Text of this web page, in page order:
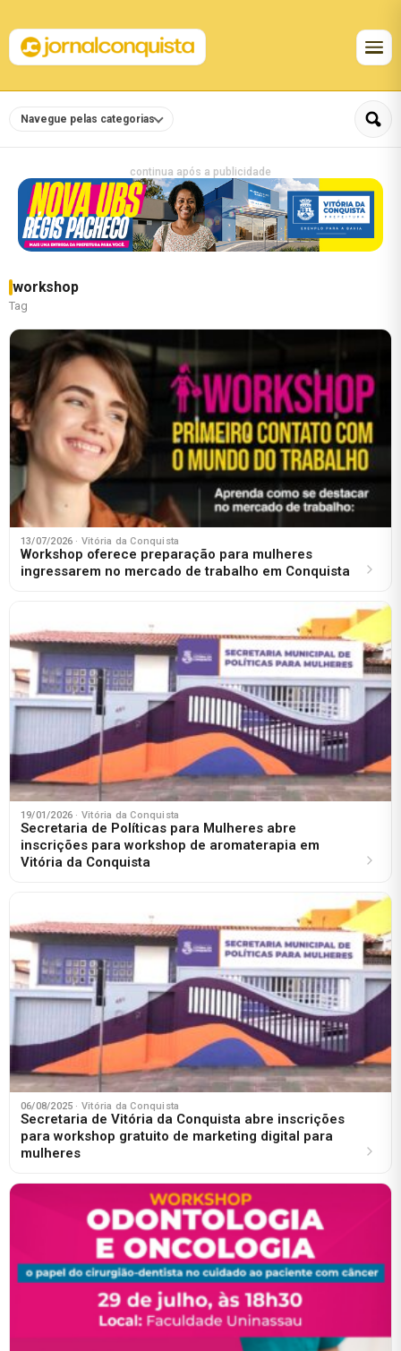
Navegue pelas categorias
continua após a publicidade
workshop
Tag
13/07/2026 · Vitória da Conquista
Workshop oferece preparação para mulheres
ingressarem no mercado de trabalho em Conquista
19/01/2026 · Vitória da Conquista
Secretaria de Políticas para Mulheres abre
inscrições para workshop de aromaterapia em
Vitória da Conquista
06/08/2025 · Vitória da Conquista
Secretaria de Vitória da Conquista abre inscrições
para workshop gratuito de marketing digital para
mulheres